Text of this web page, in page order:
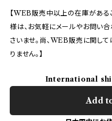
【WEB販売中以上の在庫がある
様は、お気軽にメールやお問い
さいませ。尚、WEB販売に関し
りません。】
International
Add